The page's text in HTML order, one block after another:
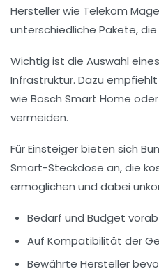
Hersteller wie Telekom
unterschiedliche Pakete,
Wichtig ist die Auswahl
Infrastruktur. Dazu
wie Bosch Smart Home
vermeiden.
Für Einsteiger bieten sich
Smart-Steckdose an, die
ermöglichen und dabei
Bedarf und Budget
Auf Kompatibilität der
Bewährte Hersteller